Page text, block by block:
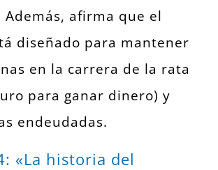
Además, afirma que el
diseñado para mantener
en la carrera de la rata
para ganar dinero) y
endeudadas.
«La historia del